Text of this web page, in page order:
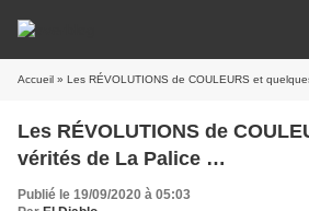
Accueil » Les RÉVOLUTIONS de COULEURS et
Les RÉVOLUTIONS de
vérités de La Palice …
Publié le 19/09/2020 à 05:03